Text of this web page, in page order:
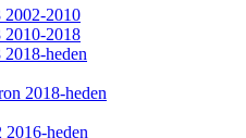
2010
2018
heden
2018-heden
heden